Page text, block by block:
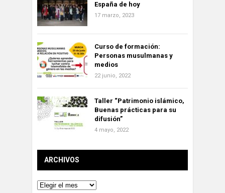
España de hoy
17 marzo, 2023
Curso de formación:
Personas musulmanas y
medios
22 junio, 2022
Taller “Patrimonio islámico,
Buenas prácticas para su
difusión”
4 mayo, 2022
ARCHIVOS
Archivos